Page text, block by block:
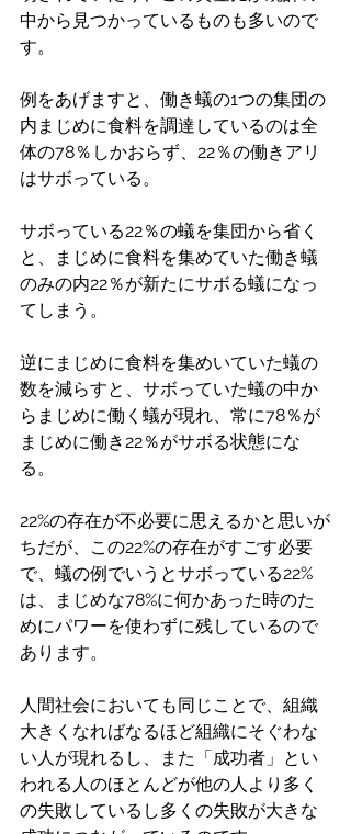
中から見つかっているものも多いので
す。
例をあげますと、働き蟻の1つの集団の
内まじめに食料を調達しているのは全
体の78％しかおらず、22％の働きアリ
はサボっている。
サボっている22％の蟻を集団から省く
と、まじめに食料を集めていた働き蟻
のみの内22％が新たにサボる蟻になっ
てしまう。
逆にまじめに食料を集めいていた蟻の
数を減らすと、サボっていた蟻の中か
らまじめに働く蟻が現れ、常に78％が
まじめに働き22％がサボる状態にな
る。
22%の存在が不必要に思えるかと思いが
ちだが、この22%の存在がすごす必要
で、蟻の例でいうとサボっている22%
は、まじめな78%に何かあった時のた
めにパワーを使わずに残しているので
あります。
人間社会においても同じことで、組織
大きくなればなるほど組織にそぐわな
い人が現れるし、また「成功者」とい
われる人のほとんどが他の人より多く
の失敗しているし多くの失敗が大きな